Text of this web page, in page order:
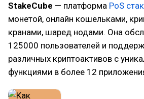
StakeСube — платформа PoS
монетой, онлайн кошельками,
кранами, шаред нодами. Она
125000 пользователей и
различных криптоактивов с
функциями в более 12